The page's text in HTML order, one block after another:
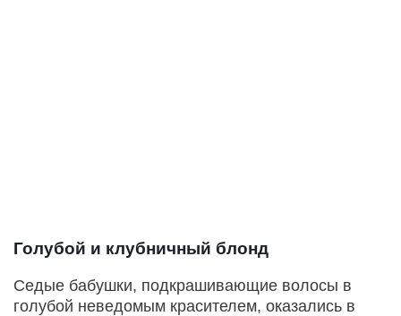
Голубой и клубничный блонд
Седые бабушки, подкрашивающие волосы в
голубой неведомым красителем, оказались в